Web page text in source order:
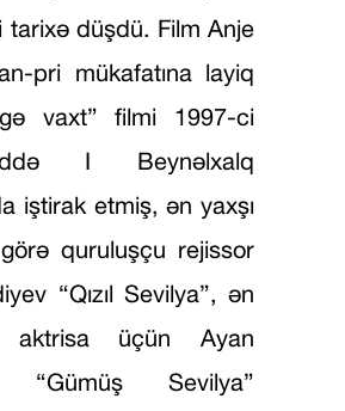
tarixə düşdü. Film Anje
pri mükafatına layiq
vaxt” filmi 1997-ci
I Beynəlxalq
iştirak etmiş, ən yaxşı
quruluşçu rejissor
“Qızıl Sevilya”, ən
aktrisa üçün Ayan
“Gümüş Sevilya”